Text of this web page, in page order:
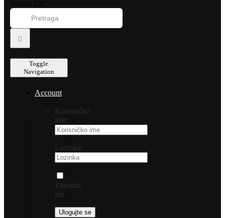
Toggle
Navigation
Account
Korisničko
ime:
Lozinka:
Zapamti
me